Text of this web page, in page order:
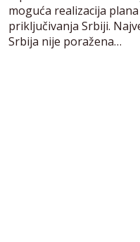
moguća realizacija
priključivanja Srbiji.
Srbija nije poražena…